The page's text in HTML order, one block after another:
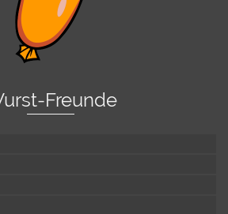
Freunde